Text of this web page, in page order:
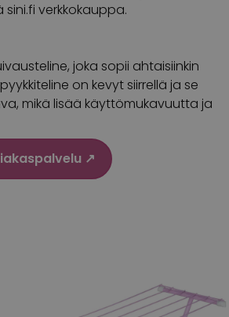
verkkokauppa.
joka sopii ahtaisiinkin
on kevyt siirrellä ja se
mikä lisää käyttömukavuutta ja
↗